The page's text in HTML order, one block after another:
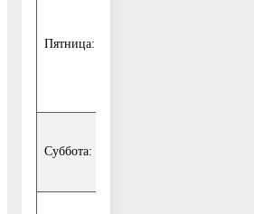
Пятница:
Суббота: